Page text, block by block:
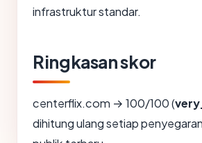
infrastruktur standar.
Ringkasan skor
centerflix.com → 100/100 (
dihitung ulang setiap